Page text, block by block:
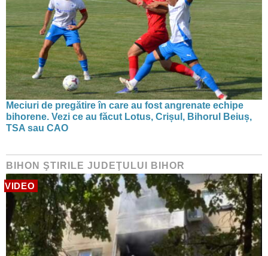
Meciuri de pregătire în care au fost angrenate echipe
bihorene. Vezi ce au făcut Lotus, Crișul, Bihorul Beiuș,
TSA sau CAO
BIHON ŞTIRILE JUDEŢULUI BIHOR
VIDEO